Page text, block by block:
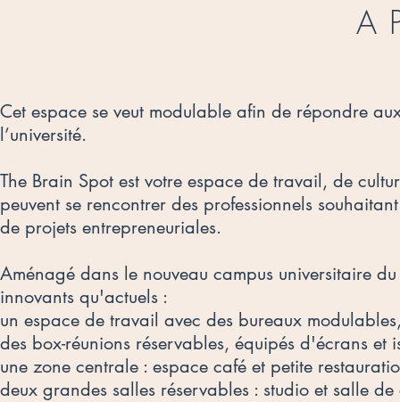
A
Cet espace se veut modulable afin de répondre
l’université.
The Brain Spot est votre espace de travail, de
peuvent se rencontrer des professionnels
de projets entrepreneuriales.
Aménagé dans le nouveau campus universitaire
innovants qu'actuels :
un espace de travail avec des bureaux
des box-réunions réservables, équipés d'écrans et
une zone centrale : espace café et petite
deux grandes salles réservables : studio et salle de